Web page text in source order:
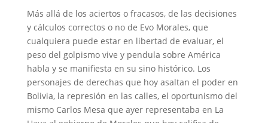
Más allá de los aciertos o fracasos, de las decisiones
y cálculos correctos o no de Evo Morales, que
cualquiera puede estar en libertad de evaluar, el
peso del golpismo vive y pendula sobre América
habla y se manifiesta en su sino histórico. Los
personajes de derechas que hoy asaltan el poder en
Bolivia, la represión en las calles, el oportunismo del
mismo Carlos Mesa que ayer representaba en La